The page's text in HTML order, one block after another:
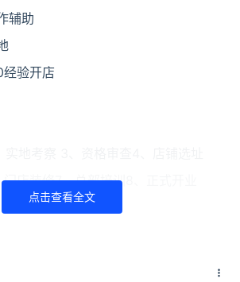
辅助
验开店
门店装修7、总部培训8、正式开业
后续支持
点击查看全文